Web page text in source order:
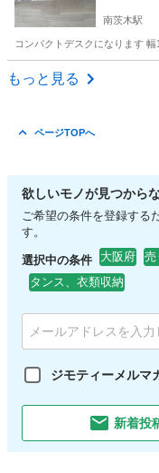
南茨木駅
コンパクトデスクになります
大阪 茨木市
もっと見る
ページTOPへ
欲しいモノが見つから
ご希望の条件を登録する
す。
選択中の条件 大阪府 売
タンス、衣類収納
ジモティーメルマ
新着投